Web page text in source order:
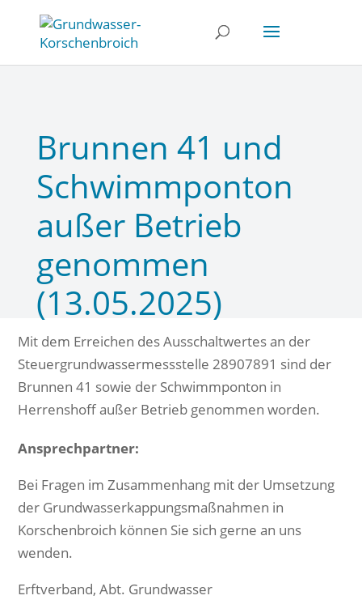
Brunnen 41 und
Schwimmponton
außer Betrieb
genommen
(13.05.2025)
Mit dem Erreichen des Ausschaltwertes an der
Steuergrundwassermessstelle 28907891 sind der
Brunnen 41 sowie der Schwimmponton in
Herrenshoff außer Betrieb genommen worden.
Ansprechpartner:
Bei Fragen im Zusammenhang mit der Umsetzung
der Grundwasserkappungsmaßnahmen in
Korschenbroich können Sie sich gerne an uns
wenden.
Erftverband, Abt. Grundwasser